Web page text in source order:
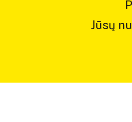
Jūsų